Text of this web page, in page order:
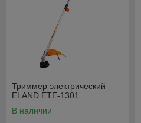
Триммер электрический
ELAND ETE-1301
В наличии